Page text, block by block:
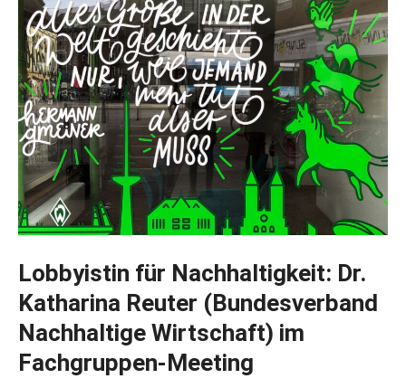
Lobbyistin für Nachhaltigkeit: Dr.
Katharina Reuter (Bundesverband
Nachhaltige Wirtschaft) im
Fachgruppen-Meeting